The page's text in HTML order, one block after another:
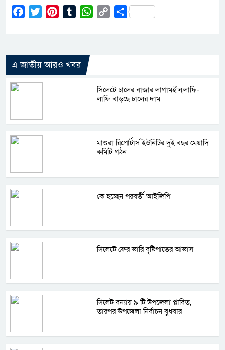
Facebook
Twitter PinterestTumblrWhatsApp
CopyShare
এ জাতীয় আরও খবর
সিলেটে চালের বাজার লাগামহীন,লাফি-
লাফি বাড়ছে চালের দাম
মাগুরা রিপোর্টার্স ইউনিটির দুই বছর মেয়াদি
কমিটি গঠন
কে হচ্ছেন পরবর্তী আইজিপি
সিলেটে ফের ভারি বৃষ্টিপাতের আভাস
সিলেট বন্যায় ৯ টি উপজেলা প্লাবিত,
তারপর উপজেলা নির্বাচন বুধবার